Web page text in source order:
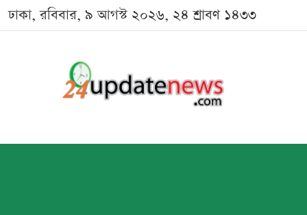
ঢাকা, রবিবার, ৯ আগস্ট ২০২৬, ২৪ শ্রাবণ ১৪৩৩